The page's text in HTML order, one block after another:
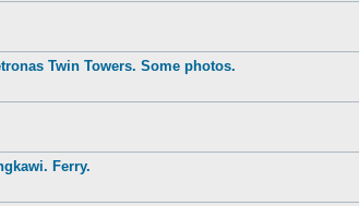
Twin Towers. Some photos.
Ferry.